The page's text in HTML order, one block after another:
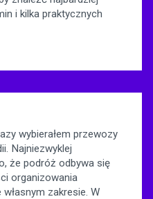
i kilka praktycznych
wybierałem przewozy
Najniezwyklej
że podróż odbywa się
organizowania
zakresie. W